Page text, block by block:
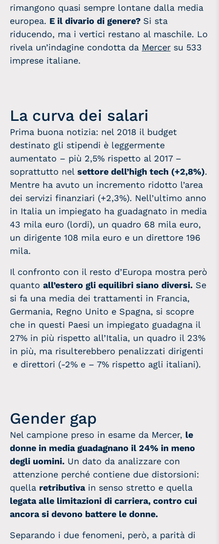
rimangono quasi sempre lontane dalla media
europea. E il divario di genere? Si sta
riducendo, ma i vertici restano al maschile. Lo
rivela un’indagine condotta da Mercer su 533
imprese italiane.
La curva dei salari
Prima buona notizia: nel 2018 il budget
destinato gli stipendi è leggermente
aumentato – più 2,5% rispetto al 2017 –
soprattutto nel settore dell’high tech (+2,8%).
Mentre ha avuto un incremento ridotto l’area
dei servizi finanziari (+2,3%). Nell’ultimo anno
in Italia un impiegato ha guadagnato in media
43 mila euro (lordi), un quadro 68 mila euro,
un dirigente 108 mila euro e un direttore 196
mila.
Il confronto con il resto d’Europa mostra però
quanto all’estero gli equilibri siano diversi. Se
si fa una media dei trattamenti in Francia,
Germania, Regno Unito e Spagna, si scopre
che in questi Paesi un impiegato guadagna il
27% in più rispetto all’Italia, un quadro il 23%
in più, ma risulterebbero penalizzati dirigenti
e direttori (-2% e – 7% rispetto agli italiani).
Gender gap
Nel campione preso in esame da Mercer, le
donne in media guadagnano il 24% in meno
degli uomini. Un dato da analizzare con
attenzione perché contiene due distorsioni:
quella retributivain senso stretto e quella
legata alle limitazioni di carriera, contro cui
ancora si devono battere le donne.
Separando i due fenomeni, però, a parità di